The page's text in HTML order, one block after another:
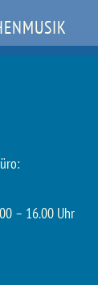
– 16.00 Uhr